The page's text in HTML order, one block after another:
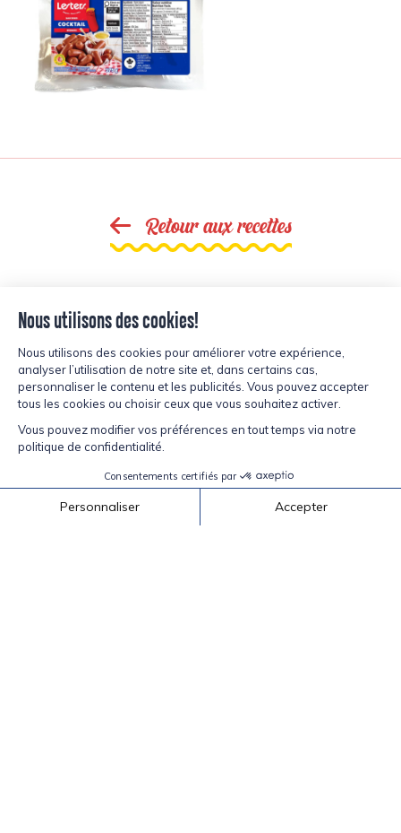
Retour aux recettes
CURIEUX ETinspiré?
Découvrez nos produits